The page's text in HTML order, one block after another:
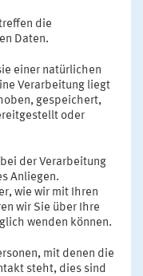
die
Daten.
einer natürlichen
Verarbeitung liegt
gespeichert,
oder
der Verarbeitung
Anliegen.
wie wir mit Ihren
wir Sie über Ihre
wenden können.
mit denen die
steht, dies sind